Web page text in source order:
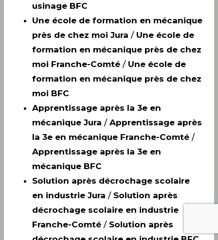
usinage BFC
Une école de formation en mécanique
près de chez moi Jura / Une école de
formation en mécanique près de chez
moi Franche-Comté / Une école de
formation en mécanique près de chez
moi BFC
Apprentissage après la 3e en
mécanique Jura / Apprentissage après
la 3e en mécanique Franche-Comté /
Apprentissage après la 3e en
mécanique BFC
Solution après décrochage scolaire
en industrie Jura / Solution après
décrochage scolaire en industrie
Franche-Comté / Solution après